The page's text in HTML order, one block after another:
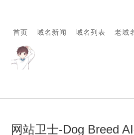
首页 域名新闻 域名列表 老域
网站卫士-Dog Breed